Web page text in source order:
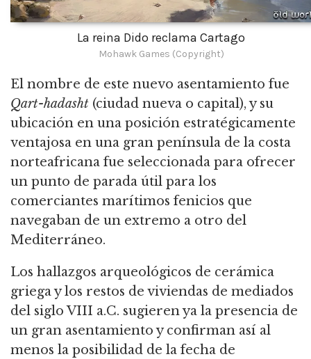
La reina Dido reclama Cartago
Mohawk Games (Copyright)
El nombre de este nuevo asentamiento fue
Qart-hadasht (ciudad nueva o capital), y su
ubicación en una posición estratégicamente
ventajosa en una gran península de la costa
norteafricana fue seleccionada para ofrecer
un punto de parada útil para los
comerciantes marítimos fenicios que
navegaban de un extremo a otro del
Mediterráneo.
Los hallazgos arqueológicos de cerámica
griega y los restos de viviendas de mediados
del siglo VIII a.C. sugieren ya la presencia de
un gran asentamiento y confirman así al
menos la posibilidad de la fecha de